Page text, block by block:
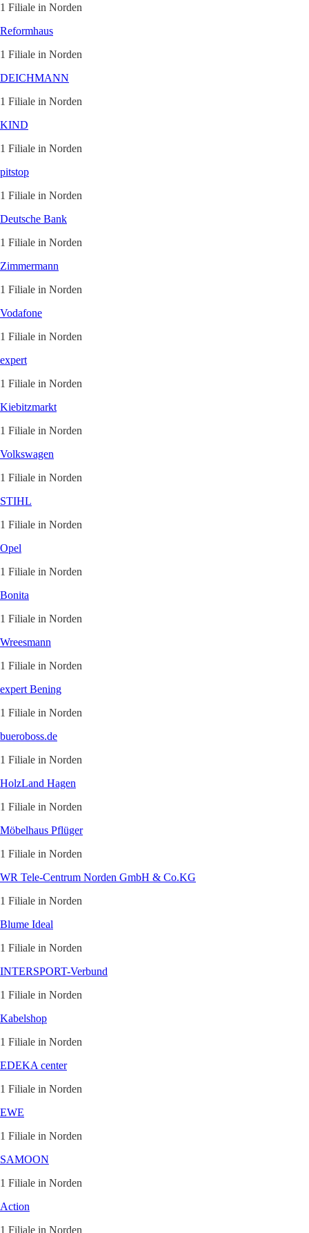
1 Filiale in Norden
Reformhaus
1 Filiale in Norden
DEICHMANN
1 Filiale in Norden
KIND
1 Filiale in Norden
pitstop
1 Filiale in Norden
Deutsche Bank
1 Filiale in Norden
Zimmermann
1 Filiale in Norden
Vodafone
1 Filiale in Norden
expert
1 Filiale in Norden
Kiebitzmarkt
1 Filiale in Norden
Volkswagen
1 Filiale in Norden
STIHL
1 Filiale in Norden
Opel
1 Filiale in Norden
Bonita
1 Filiale in Norden
Wreesmann
1 Filiale in Norden
expert Bening
1 Filiale in Norden
bueroboss.de
1 Filiale in Norden
HolzLand Hagen
1 Filiale in Norden
Möbelhaus Pflüger
1 Filiale in Norden
WR Tele-Centrum Norden GmbH & Co.KG
1 Filiale in Norden
Blume Ideal
1 Filiale in Norden
INTERSPORT-Verbund
1 Filiale in Norden
Kabelshop
1 Filiale in Norden
EDEKA center
1 Filiale in Norden
EWE
1 Filiale in Norden
SAMOON
1 Filiale in Norden
Action
1 Filiale in Norden